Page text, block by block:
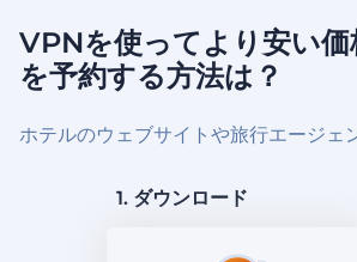
VPNを使ってより安い
を予約する方法は？
ホテルのウェブサイトや旅行エージェ
1. ダウンロード